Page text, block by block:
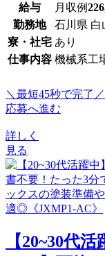
給与 月収例
勤務地
石川県 白
寮・社宅 あり
仕事内容 機械系工
＼最短45秒で完了／
応募へ進む
詳しく
見る
【20~30代